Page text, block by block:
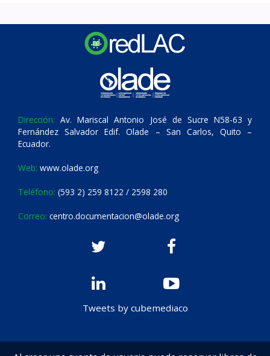
Dirección: Av. Mariscal Antonio José de Sucre N58-63 y
Fernández Salvador Edif. Olade – San Carlos, Quito –
Ecuador.
Web: www.olade.org
Teléfono: (593 2) 259 8122 / 2598 280
Correo: centro.documentacion@olade.org
Tweets by cubemediaco